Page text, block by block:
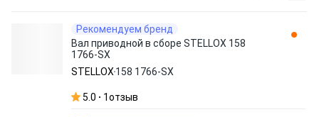
Рекомендуем бренд
Вал приводной в сборе STELLOX 158
1766-SX
STELLOX 158 1766-SX
5.0 1отзыв